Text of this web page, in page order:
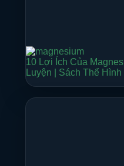
10 Lợi Ích Của
Luyện | Sách Thể Hình